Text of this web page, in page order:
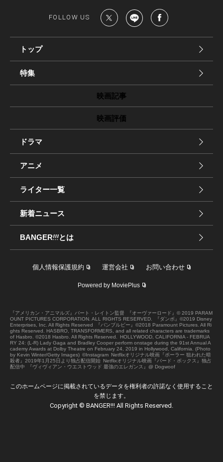
FOLLOW US
トップ
特集
映画記事
映画評価
ドラマ
アニメ
ライター一覧
新着ニュース
BANGER!!!とは
個人情報保護規約 運営会社 お問い合わせ
Powered by MoviePlus
『アメリカン・アニマルズ』バート・レイトン監督
『オーヴァーロード』© 2019 PARAM
OUNT PICTURES CORPORATION. ALL RIGHTS RESERVED.
『ダンボ』©2019 Disney
Enterprises, Inc. All Rights Reserved
『バンブルビー』©2018 Paramount Pictures. All Ri
ghts Reserved. HASBRO, TRANSFORMERS, and all related characters are trademarks
of Hasbro. ©2018 Hasbro. All Rights Reserved.
HOLLYWOOD, CALIFORNIA - FEBRUA
RY 24: (L-R) Lady Gaga and Bradley Cooper perform onstage during the 91st Annual A
cademy Awards at Dolby Theatre on February 24, 2019 in Hollywood, California. (Photo
by Kevin Winter/Getty Images) ©Instagram Netflixオリジナル映画『ポーラー 狙われた暗
殺者』2019年1月25日より独占配信開始 Netflixオリジナル映画『バード・ボックス』独占
配信中
『ヴィヴィアン・ウエストウッド 最強のエレガンス』@ Dogwoof
このホームページに掲載されているデータを権利者の許諾なく使用すること
を禁じます。
Copyright © BANGER!!! All Rights Reserved.